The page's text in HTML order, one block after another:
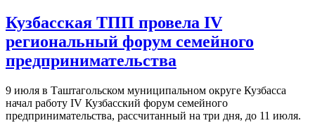
Кузбасская ТПП провела IV
региональный форум семейного
предпринимательства
9 июля в Таштагольском муниципальном округе Кузбасса
начал работу IV Кузбасский форум семейного
предпринимательства, рассчитанный на три дня, до 11 июля.